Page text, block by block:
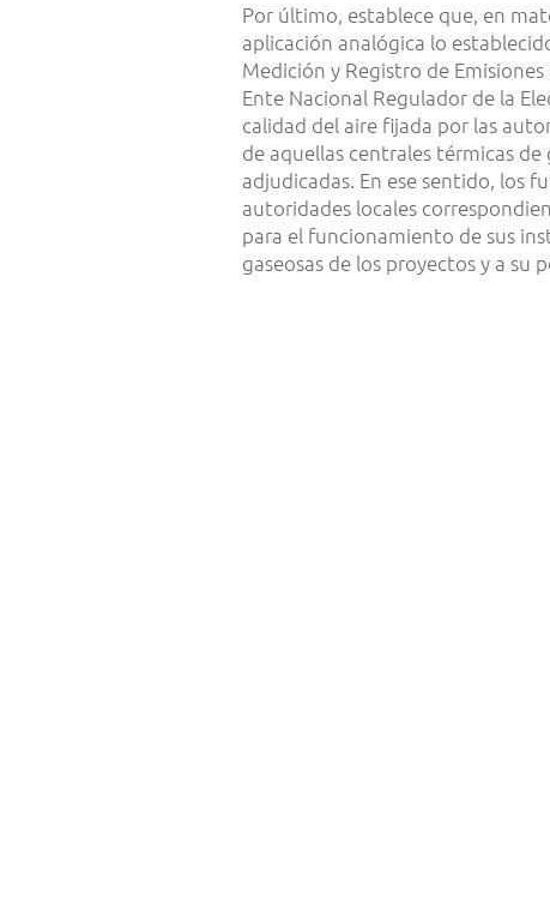
Por último, establece que, en
aplicación analógica lo
Medición y Registro de
Ente Nacional Regulador de la
calidad del aire fijada por las
de aquellas centrales térmicas
adjudicadas. En ese sentido, los
autoridades locales
para el funcionamiento de sus
gaseosas de los proyectos y a